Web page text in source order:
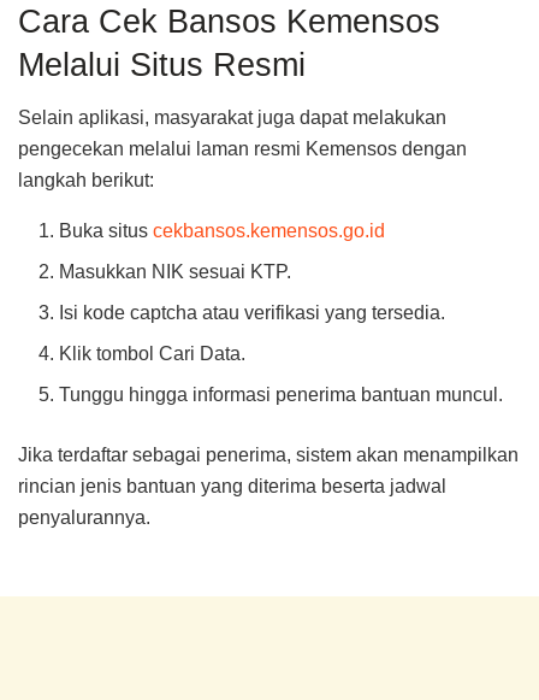
Cara Cek Bansos Kemensos
Melalui Situs Resmi
Selain aplikasi, masyarakat juga dapat melakukan
pengecekan melalui laman resmi Kemensos dengan
langkah berikut:
Buka situscekbansos.kemensos.go.id
Masukkan NIK sesuai KTP.
Isi kode captcha atau verifikasi yang tersedia.
Klik tombol Cari Data.
Tunggu hingga informasi penerima bantuan muncul.
Jika terdaftar sebagai penerima, sistem akan menampilkan
rincian jenis bantuan yang diterima beserta jadwal
penyalurannya.